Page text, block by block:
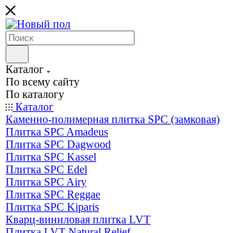
Каталог
По всему сайту
По каталогу
Каталог
Каменно-полимерная плитка SPC (замковая)
Плитка SPC Amadeus
Плитка SPC Dagwood
Плитка SPC Kassel
Плитка SPC Edel
Плитка SPC Airy
Плитка SPC Reggae
Плитка SPC Kiparis
Кварц-виниловая плитка LVT